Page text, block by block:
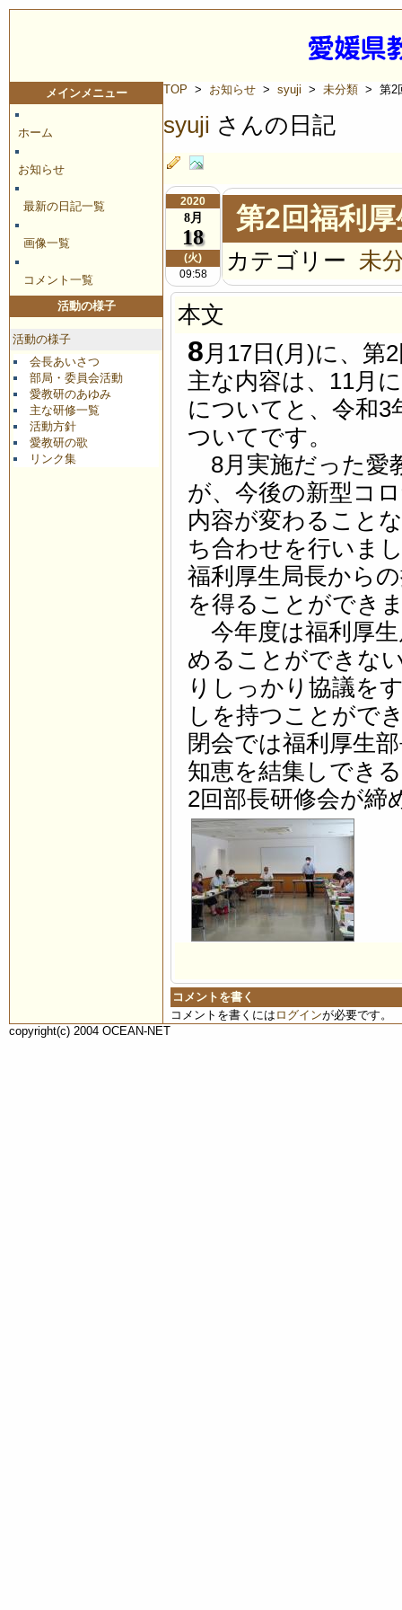
メインメニュー
ホーム
お知らせ
最新の日記一覧
画像一覧
コメント一覧
活動の様子
活動の様子
会長あいさつ
部局・委員会活動
愛教研のあゆみ
主な研修一覧
活動方針
愛教研の歌
リンク集
TOP > お知らせ > syuji > 未分類 > 第2
syuji さんの日記
2020
8月
18
(火)
09:58
第2回福利
カテゴリー 未
本文
8 月17日(月)に、第
主な内容は、11月
についてと、令和3
ついてです。
8月実施だった愛
が、今後の新型コ
内容が変わること
ち合わせを行いま
福利厚生局長から
を得ることができ
今年度は福利厚生
めることができな
りしっかり協議を
しを持つことがで
閉会では福利厚生
知恵を結集しでき
2回部長研修会が締
コメントを書く
コメントを書くには ログインが必要です。
copyright(c) 2004 OCEAN-NET